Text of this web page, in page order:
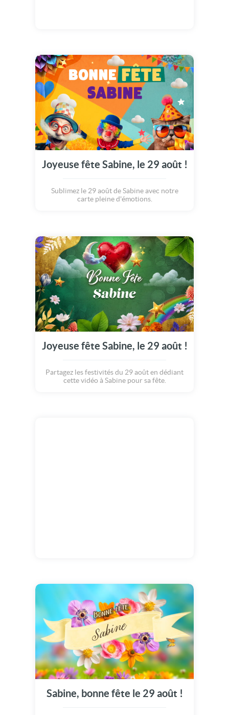
Joyeuse fête Sabine, le 29 août !
Sublimez le 29 août de Sabine avec notre
carte pleine d'émotions.
Joyeuse fête Sabine, le 29 août !
Partagez les festivités du 29 août en dédiant
cette vidéo à Sabine pour sa fête.
Sabine, bonne fête le 29 août !